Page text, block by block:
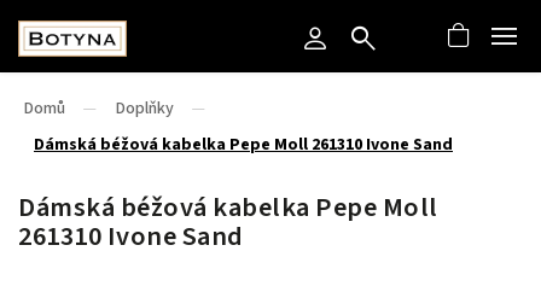
Domů / Doplňky
/
Dámská béžová kabelka Pepe Moll 261310 Ivone Sand
Dámská béžová kabelka Pepe Moll
261310 Ivone Sand